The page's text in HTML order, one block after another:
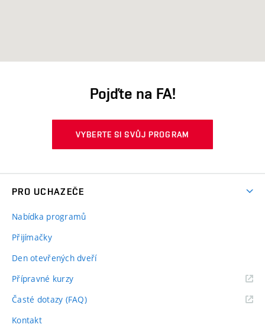
Pojďte na FA!
VYBERTE SI SVŮJ PROGRAM
PRO UCHAZEČE
Nabídka programů
Přijímačky
Den otevřených dveří
Přípravné kurzy
Časté dotazy (FAQ)
Kontakt